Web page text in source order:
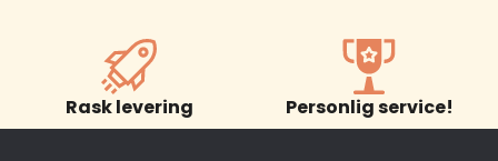
Rask levering Personlig service!